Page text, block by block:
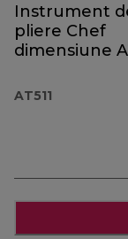
Instrument
pliere Chef
dimensiune
AT511